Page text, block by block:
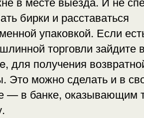
бирки и расставаться
упаковкой. Если
торговли зайдите
для получения
Это можно сделать и в
— в банке, оказывающим